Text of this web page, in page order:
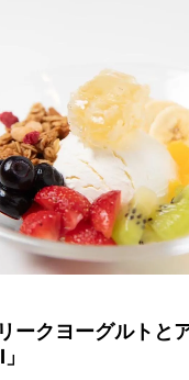
ークヨーグルトと